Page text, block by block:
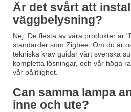
Är det svårt att
väggbelysning?
Nej. De flesta av våra produkter är
standarder som Zigbee. Om du är
tekniska krav guidar vårt svenska
kompletta lösningar, och vår höga
vår pålitlighet.
Can samma lampa
inne och ute?